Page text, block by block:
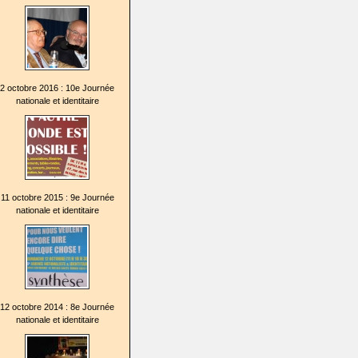
2 octobre 2016 : 10e Journée
nationale et identitaire
11 octobre 2015 : 9e Journée
nationale et identitaire
12 octobre 2014 : 8e Journée
nationale et identitaire